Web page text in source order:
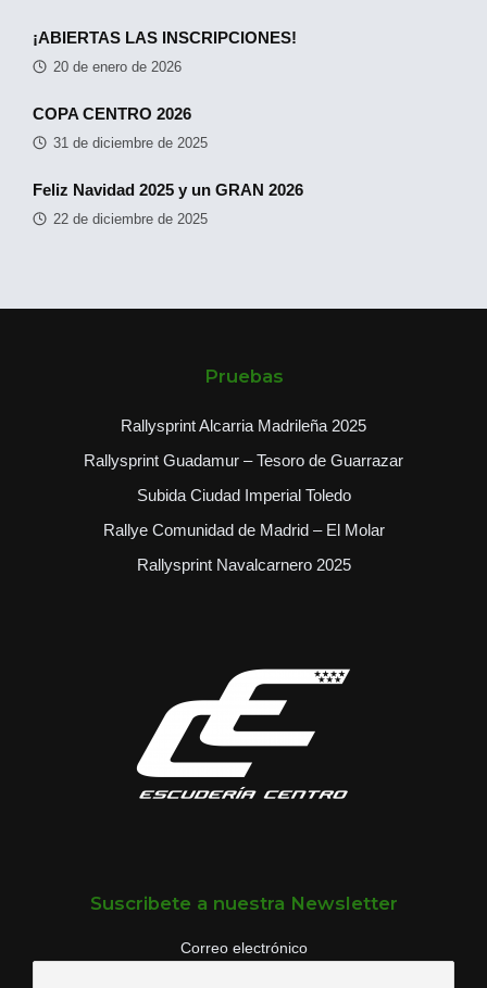
¡ABIERTAS LAS INSCRIPCIONES!
20 de enero de 2026
COPA CENTRO 2026
31 de diciembre de 2025
Feliz Navidad 2025 y un GRAN 2026
22 de diciembre de 2025
Pruebas
Rallysprint Alcarria Madrileña 2025
Rallysprint Guadamur – Tesoro de Guarrazar
Subida Ciudad Imperial Toledo
Rallye Comunidad de Madrid – El Molar
Rallysprint Navalcarnero 2025
Suscribete a nuestra Newsletter
Correo electrónico